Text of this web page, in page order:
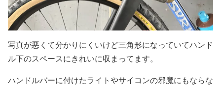
写真が悪くて分かりにくいけど三角形になっていてハンド
ル下のスペースにきれいに収まってます。
ハンドルバーに付けたライトやサイコンの邪魔にもならな